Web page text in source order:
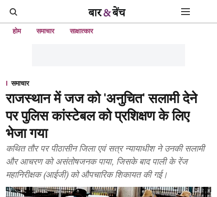
होम समाचार साक्षात्कार
समाचार
राजस्थान में जज को 'अनुचित' सलामी देने
पर पुलिस कांस्टेबल को प्रशिक्षण के लिए
भेजा गया
कथित तौर पर पीठासीन जिला एवं सत्र न्यायाधीश ने उनकी सलामी
और आचरण को असंतोषजनक पाया, जिसके बाद पाली के रेंज
महानिरीक्षक (आईजी) को औपचारिक शिकायत की गई।